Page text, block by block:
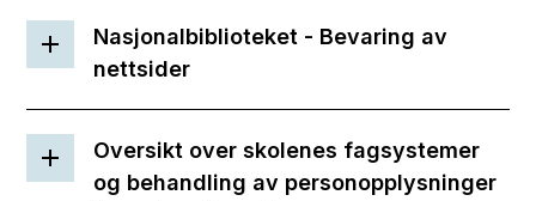
Nasjonalbiblioteket - Bevaring av
nettsider
Oversikt over skolenes fagsystemer
og behandling av personopplysninger